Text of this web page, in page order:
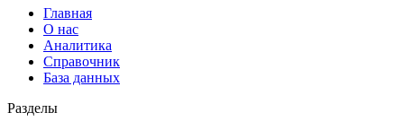
Главная
О нас
Аналитика
Справочник
База данных
Разделы